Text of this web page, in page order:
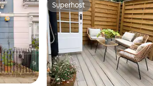
Superhost
Superhost